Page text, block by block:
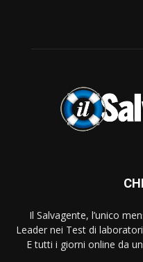
Il Salvagente, l’unico
Leader nei Test di
E tutti i giorni online da